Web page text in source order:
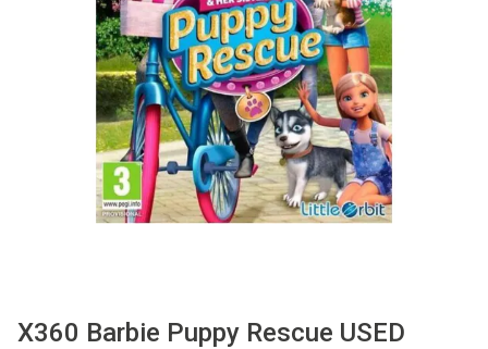
Accessoires
Board Games
Cadeaubon
X360 Barbie Puppy Rescue USED